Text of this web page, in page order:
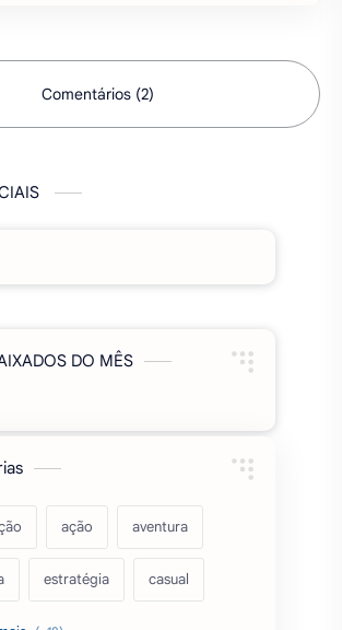
Comentários (2)
DO MÊS
ação aventura
estratégia casual